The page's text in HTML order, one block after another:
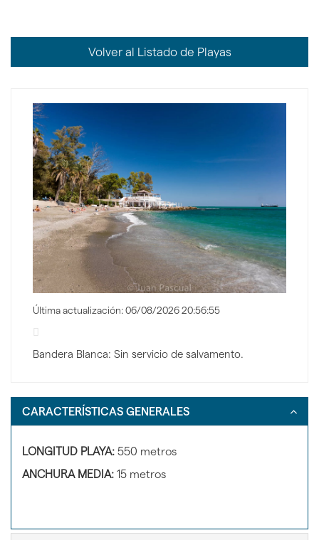
Volver al Listado de Playas
Última actualización: 06/08/2026 20:56:55
Bandera Blanca: Sin servicio de salvamento.
CARACTERÍSTICAS GENERALES
LONGITUD PLAYA: 550 metros
ANCHURA MEDIA: 15 metros